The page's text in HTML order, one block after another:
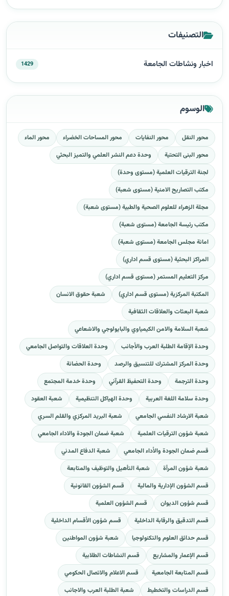
التصنيفات
اخبار ونشاطات الجامعة 1429
الوسوم
محور النقل محور النفايات محور المساحات الخضراء
محور الماء
محور البنى التحتية
وحدة دعم النشر العلمي والتميز البحثي
لجنة الترقيات العلمية (مستوى وحدة)
مكتب التصاريح الامنية (مستوى شعبة)
مجلة الزهراء للعلوم الصحية والطبية (مستوى شعبة)
مكتب رئيسة الجامعة (مستوى شعبة)
امانة مجلس الجامعة (مستوى شعبة)
المراكز البحثية (مستوى قسم اداري)
مركز التعليم المستمر (مستوى قسم اداري)
المكتبة المركزية (مستوى قسم اداري)
شعبة حقوق الانسان
شعبة البعثات والعلاقات الثقافية
شعبة السلامة والامن الكيمياوي والبايولوجي والاشعاعي
وحدة الإقامة الطلبة العرب والأجانب
وحدة العلاقات والتواصل الجامعي
وحدة المركز المشترك للتنسيق والرصد
وحدة الحضانة
وحدة الترجمة
وحدة التحفيظ القرآني
وحدة خدمة المجتمع
وحدة سلامة اللغة العربية
وحدة الهياكل التنظيمية
شعبة العقود
شعبة الارشاد النفسي الجامعي
شعبة البريد المركزي والقلم السري
شعبة شؤون الترقيات العلمية
شعبة ضمان الجودة والاداء الجامعي
قسم ضمان الجودة والأداء الجامعي
شعبة الدفاع المدني
شعبة شؤون المرأة
شعبة التأهيل والتوظيف والمتابعة
قسم الشؤون الإدارية والمالية
قسم الشؤون القانونية
قسم شؤون الديوان
قسم الشؤون العلمية
قسم التدقيق والرقابة الداخلية
قسم شؤون الأقسام الداخلية
قسم حدائق العلوم والتكنولوجيا
شعبة شؤون المواطنين
قسم الإعمار والمشاريع
قسم النشاطات الطلابية
قسم المتابعة الجامعية
قسم الاعلام والاتصال الحكومي
قسم الدراسات والتخطيط
شعبة الطلبة العرب والاجانب